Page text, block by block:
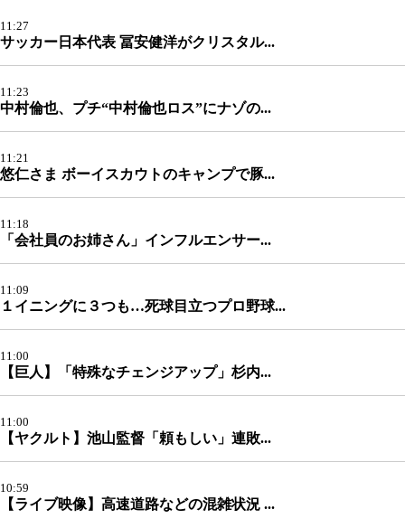
11:27
サッカー日本代表 冨安健洋がクリスタル...
11:23
中村倫也、プチ“中村倫也ロス”にナゾの...
11:21
悠仁さま ボーイスカウトのキャンプで豚...
11:18
「会社員のお姉さん」インフルエンサー...
11:09
１イニングに３つも…死球目立つプロ野球...
11:00
【巨人】「特殊なチェンジアップ」杉内...
11:00
【ヤクルト】池山監督「頼もしい」連敗...
10:59
【ライブ映像】高速道路などの混雑状況 ...